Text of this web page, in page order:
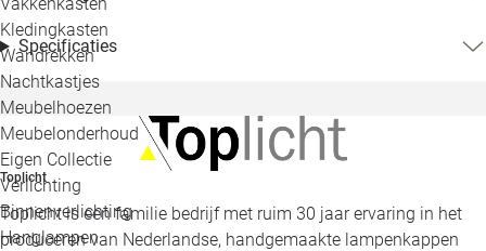
Kledingkasten
Wandrekken
Nachtkastjes
Meubelhoezen
Meubelonderhoud
Eigen Collectie
Verlichting
Binnenverlichting
Hanglampen
Specificaties
Toplicht
Toplicht is een familie bedrijf met ruim 30 jaar ervaring in het
produceren van Nederlandse, handgemaakte lampenkappen